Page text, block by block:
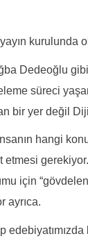
kurulunda
Dedeoğlu
süreci
bir yer değil
hangi
için
ayrıca.